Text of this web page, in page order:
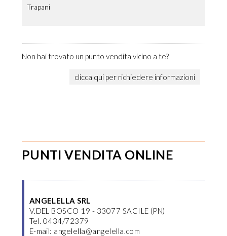
Trapani
Non hai trovato un punto vendita vicino a te?
clicca qui per richiedere informazioni
PUNTI VENDITA ONLINE
ANGELELLA SRL
V.DEL BOSCO 19 - 33077 SACILE (PN)
Tel. 0434/72379
E-mail: angelella@angelella.com